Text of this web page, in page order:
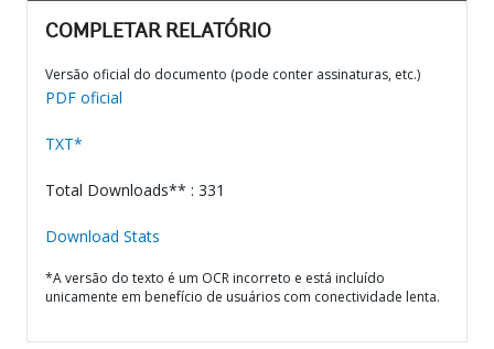
COMPLETAR RELATÓRIO
Versão oficial do documento (pode conter assinaturas, etc.)
PDF oficial
TXT*
Total Downloads** : 331
Download Stats
*A versão do texto é um OCR incorreto e está incluído
unicamente em benefício de usuários com conectividade lenta.